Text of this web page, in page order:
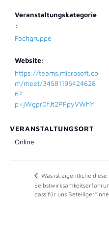
Veranstaltungskategorie
:
Fachgruppe
Website:
https://teams.microsoft.co
m/meet/34581196424628
6?
p=jWgpr0fJt2PFpyVWhY
VERANSTALTUNGSORT
Online
Was ist eigentliche diese
dass für uns